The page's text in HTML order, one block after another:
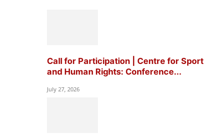
Call for Participation | Centre for Sport
and Human Rights: Conference...
July 27, 2026